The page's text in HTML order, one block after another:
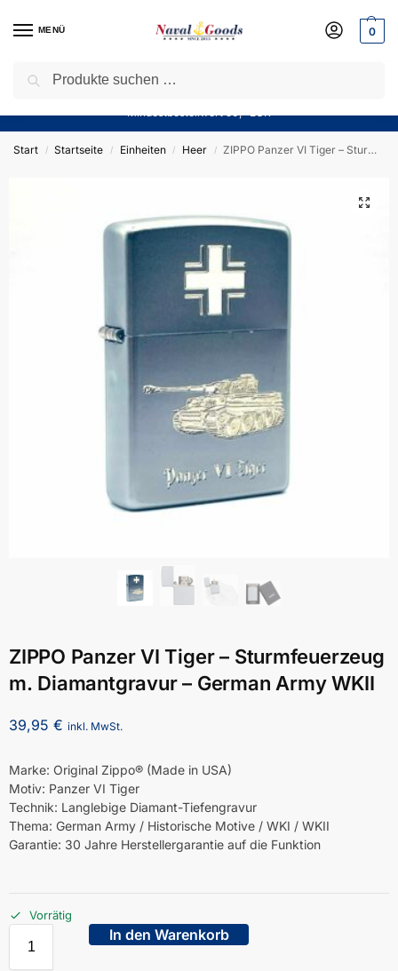
MENÜ 0
Sparen Sie jetzt bares Geld! — Mit unserem Gutschein
Mindestbestellwert 50,- EUR
Start / Startseite / Einheiten / Heer / ZIPPO Panzer VI Tiger – Sturmfeuerzeug m. Diamantgravur – German Army WKII
ZIPPO Panzer VI Tiger – Sturmfeuerzeug
m. Diamantgravur – German Army WKII
39,95 € inkl. MwSt.
Marke: Original Zippo® (Made in USA)
Motiv: Panzer VI Tiger
Technik: Langlebige Diamant-Tiefengravur
Thema: German Army / Historische Motive / WKI / WKII
Garantie: 30 Jahre Herstellergarantie auf die Funktion
Vorrätig
In den Warenkorb